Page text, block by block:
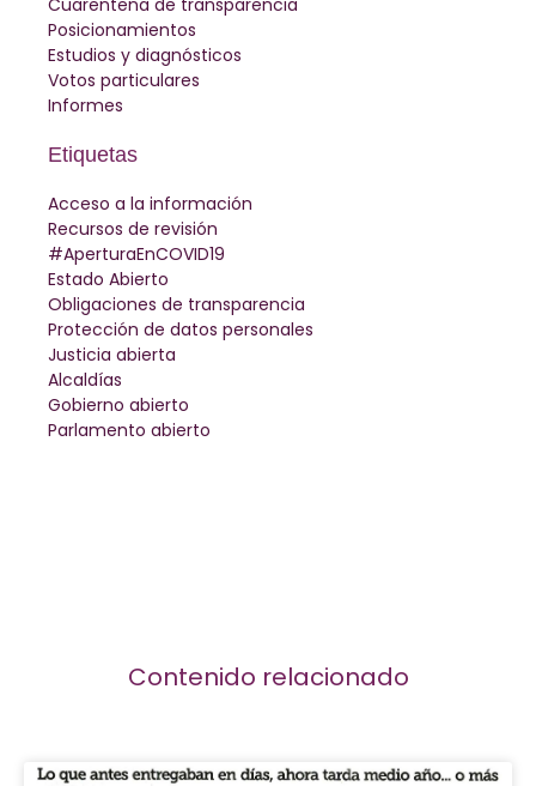
Cuarentena de transparencia
Posicionamientos
Estudios y diagnósticos
Votos particulares
Informes
Etiquetas
Acceso a la información
Recursos de revisión
#AperturaEnCOVID19
Estado Abierto
Obligaciones de transparencia
Protección de datos personales
Justicia abierta
Alcaldías
Gobierno abierto
Parlamento abierto
Contenido relacionado